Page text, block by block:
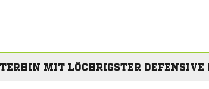
MIT LÖCHRIGSTER DEFENSIVE